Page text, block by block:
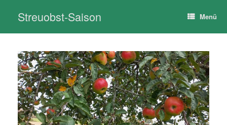
springenStreuobst-Saison Menü